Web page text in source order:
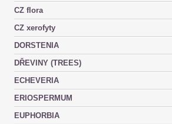
CZ flora
CZ xerofyty
DORSTENIA
DŘEVINY (TREES)
ECHEVERIA
ERIOSPERMUM
EUPHORBIA